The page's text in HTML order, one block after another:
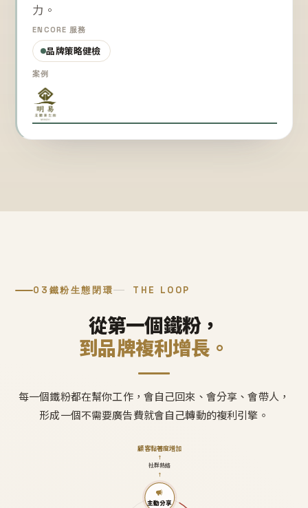
力。
ENCORE 服務
品牌策略健檢
案例
03 鐵粉生態閉環 THE LOOP
從第一個鐵粉，
到品牌複利增長。
每一個鐵粉都在幫你工作，會自己回來、會分享、會帶人，
形成一個不需要廣告費就會自己轉動的複利引擎。
主動分享
↑
社群熱絡
↑
顧客黏著度增加